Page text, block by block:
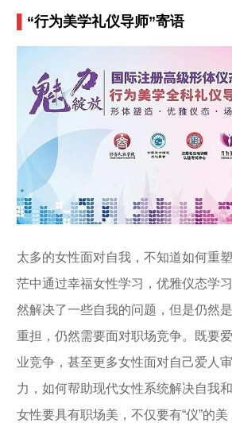
“行为美学礼仪导师”寄语
太多的女性面对自我，不知道如何重
茫中通过幸福女性学习，优雅仪态学
然解决了一些自我的问题，但是仍然
重担，仍然需要面对职场竞争。既要
业竞争，甚至更多女性面对自己爱人
力，如何帮助现代女性系统解决自我
女性要具有职场美，不仅要有“仪”的美